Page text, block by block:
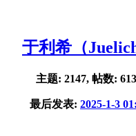
于利希（Juelich
主题: 2147, 帖数:
最后发表: 2025-1-3